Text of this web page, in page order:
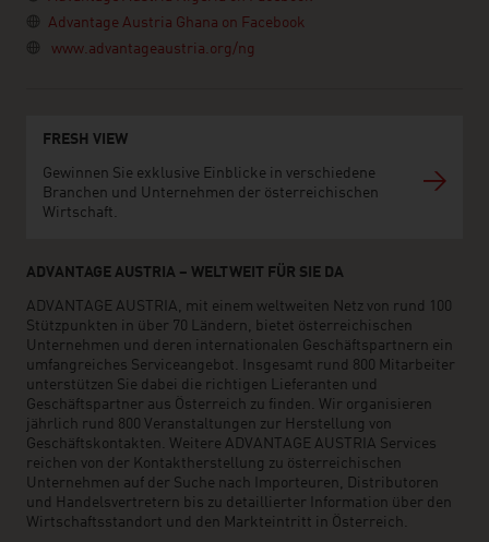
Advantage Austria Ghana on Facebook
www.advantageaustria.org/ng
FRESH VIEW
Gewinnen Sie exklusive Einblicke in verschiedene
Branchen und Unternehmen der österreichischen
Wirtschaft.
ADVANTAGE AUSTRIA – WELTWEIT FÜR SIE DA
ADVANTAGE AUSTRIA, mit einem weltweiten Netz von rund 100
Stützpunkten in über 70 Ländern, bietet österreichischen
Unternehmen und deren internationalen Geschäftspartnern ein
umfangreiches Serviceangebot. Insgesamt rund 800 Mitarbeiter
unterstützen Sie dabei die richtigen Lieferanten und
Geschäftspartner aus Österreich zu finden. Wir organisieren
jährlich rund 800 Veranstaltungen zur Herstellung von
Geschäftskontakten. Weitere ADVANTAGE AUSTRIA Services
reichen von der Kontaktherstellung zu österreichischen
Unternehmen auf der Suche nach Importeuren, Distributoren
und Handelsvertretern bis zu detaillierter Information über den
Wirtschaftsstandort und den Markteintritt in Österreich.